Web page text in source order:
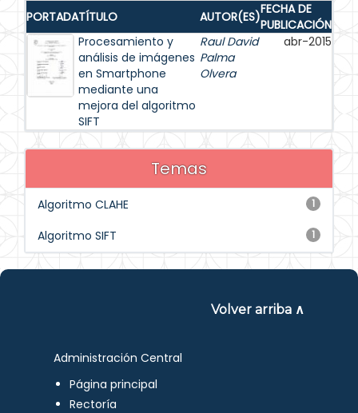
PORTADATÍTULO AUTOR(ES)FECHA DE
PUBLICACIÓN
Procesamiento y
análisis de imágenes
en Smartphone
mediante una
mejora del algoritmo
SIFT
Raul David
Palma
Olvera
abr-2015
Temas
1
Algoritmo CLAHE
1
Algoritmo SIFT
Volver arriba ∧
Administración Central
Página principal
Rectoría